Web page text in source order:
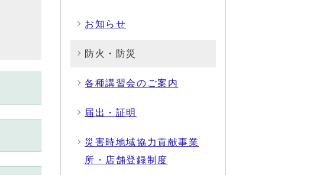
お知らせ
防火・防災
各種講習会のご案内
届出・証明
災害時地域協力貢献事業
所・店舗登録制度